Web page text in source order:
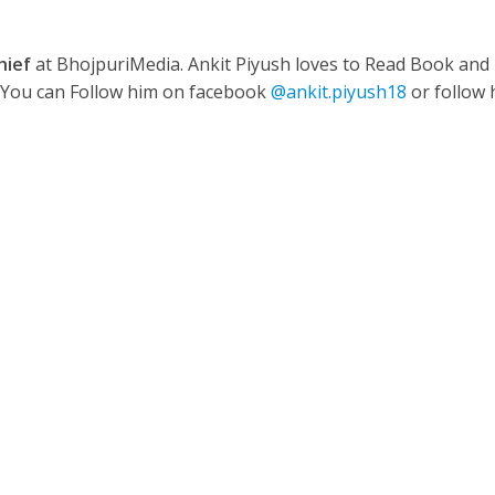
शंकर की प्रेम कहानी” ने मचाया धमाल
at BhojpuriMedia. Ankit Piyush loves to Read Book and
can Follow him on facebook@ankit.piyush18 or follow